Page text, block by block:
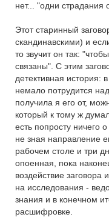
нет... "одни страдания
Этот старинный
скандинавскими) и
то звучит он так:
связаны". С этим
детективная история:
немало потрудится
получила я его от,
который к тому ж
есть попросту
не зная направление
рабочем столе и три
опоенная, пока
воздействие
на исследования -
знания и в конечном
расшифровке.